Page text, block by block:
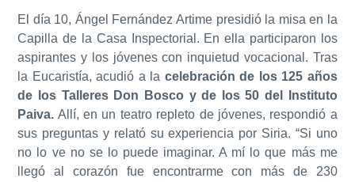
El día 10, Ángel Fernández Artime presidió la misa en la
Capilla de la Casa Inspectorial. En ella participaron los
aspirantes y los jóvenes con inquietud vocacional. Tras
la Eucaristía, acudió a la celebración de los 125 años
de los Talleres Don Bosco y de los 50 del Instituto
Paiva. Allí, en un teatro repleto de jóvenes, respondió a
sus preguntas y relató su experiencia por Siria. “Si uno
no lo ve no se lo puede imaginar. A mí lo que más me
llegó al corazón fue encontrarme con más de 230